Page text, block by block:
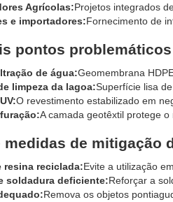
Agrícolas:Projetos integrados
e importadores:Fornecimento de
pontos
de água:Geomembrana
limpeza da lagoa:Superfície lisa
O revestimento estabilizado em
A camada geotêxtil protege
medidas de mitigação
resina reciclada:Evite a utilização
soldadura deficiente:Reforçar a
Remova os objetos